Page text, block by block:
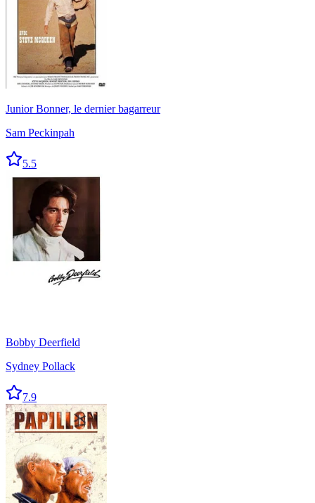
Junior Bonner, le dernier bagarreur
Sam Peckinpah
5.5
Bobby Deerfield
Sydney Pollack
7.9